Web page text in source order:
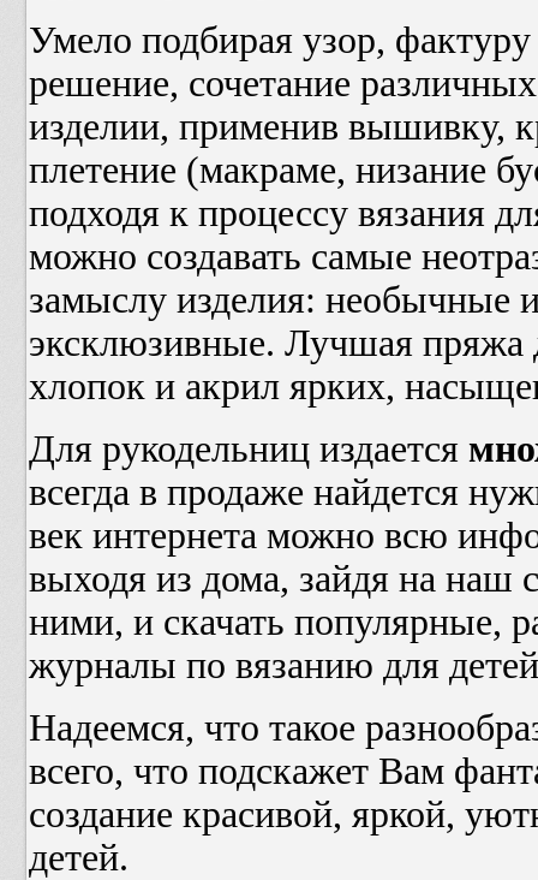
Умело подбирая узор,
решение, сочетание
изделии, применив вышивку,
плетение (макраме, низание
подходя к процессу вязания
можно создавать самые
замыслу изделия: необычные
эксклюзивные. Лучшая пряжа
хлопок и акрил ярких,
Для рукодельниц издается
всегда в продаже найдется
век интернета можно всю
выходя из дома, зайдя на наш
ними, и скачать популярные,
журналы по вязанию для
Надеемся, что такое
всего, что подскажет Вам
создание красивой, яркой,
детей.